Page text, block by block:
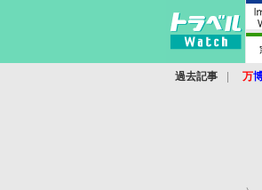
過去記事 万